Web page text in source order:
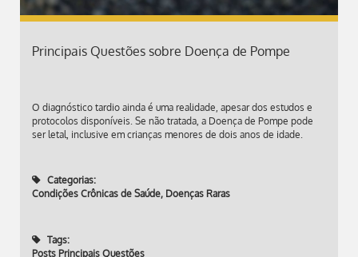
Principais Questões sobre Doença de Pompe
O diagnóstico tardio ainda é uma realidade, apesar dos estudos e
protocolos disponíveis. Se não tratada, a Doença de Pompe pode
ser letal, inclusive em crianças menores de dois anos de idade.
Categorias:
Condições Crônicas de Saúde, Doenças Raras
Tags:
Posts Principais Questões